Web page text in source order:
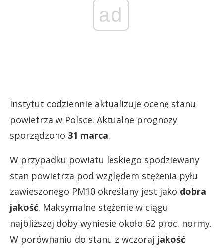
ad
Instytut codziennie aktualizuje ocenę stanu
powietrza w Polsce. Aktualne prognozy
sporządzono 31 marca.
W przypadku powiatu leskiego spodziewany
stan powietrza pod względem stężenia pyłu
zawieszonego PM10 określany jest jako dobra
jakość. Maksymalne stężenie w ciągu
najbliższej doby wyniesie około 62 proc. normy.
W porównaniu do stanu z wczoraj jakość